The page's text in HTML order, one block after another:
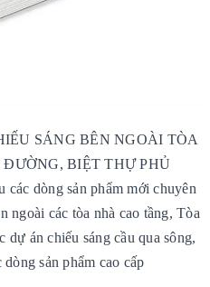
SÁNG BÊN NGOÀI TÒA
BIỆT THỰ PHỦ
dòng sản phẩm mới chuyên
ngoài các tòa nhà cao tầng, Tòa
án chiếu sáng cầu qua sông,
sản phẩm cao cấp